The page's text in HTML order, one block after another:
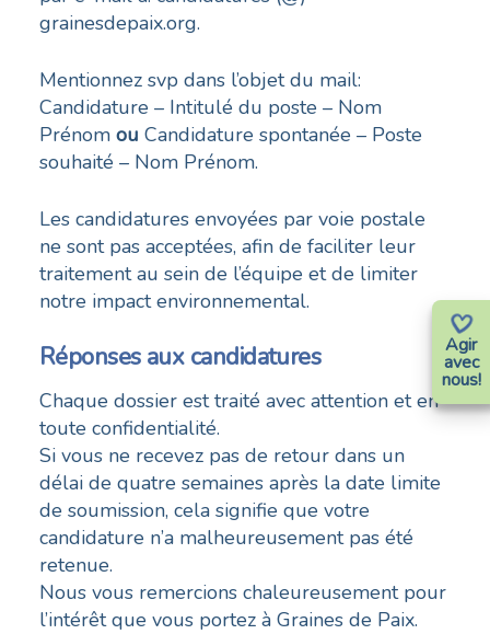
Agir
avec
nous!
grainesdepaix.org.
Mentionnez svp dans l’objet du mail:
Candidature – Intitulé du poste – Nom
Prénom ou Candidature spontanée – Poste
souhaité – Nom Prénom.
Les candidatures envoyées par voie postale
ne sont pas acceptées, afin de faciliter leur
traitement au sein de l’équipe et de limiter
notre impact environnemental.
Réponses aux candidatures
Chaque dossier est traité avec attention et en
toute confidentialité.
Si vous ne recevez pas de retour dans un
délai de quatre semaines après la date limite
de soumission, cela signifie que votre
candidature n’a malheureusement pas été
retenue.
Nous vous remercions chaleureusement pour
l’intérêt que vous portez à Graines de Paix.